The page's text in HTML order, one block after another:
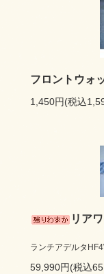
フロントウォ
1,450円(税込
リア
ランチアデルタ
59,990円(税込